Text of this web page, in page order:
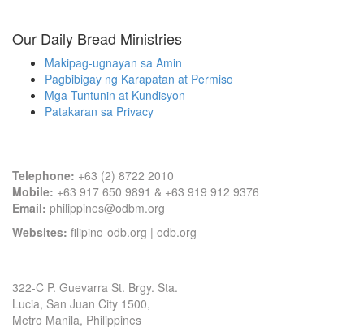
Our Daily Bread Ministries
Makipag-ugnayan sa Amin
Pagbibigay ng Karapatan at Permiso
Mga Tuntunin at Kundisyon
Patakaran sa Privacy
Telephone: +63 (2) 8722 2010
Mobile: +63 917 650 9891 & +63 919 912 9376
Email: philippines@odbm.org
Websites: filipino-odb.org | odb.org
322-C P. Guevarra St. Brgy. Sta.
Lucia, San Juan City 1500,
Metro Manila, Philippines